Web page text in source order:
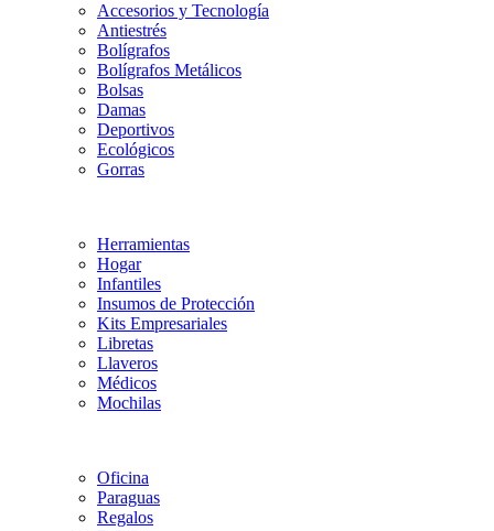
Accesorios y Tecnología
Antiestrés
Bolígrafos
Bolígrafos Metálicos
Bolsas
Damas
Deportivos
Ecológicos
Gorras
Herramientas
Hogar
Infantiles
Insumos de Protección
Kits Empresariales
Libretas
Llaveros
Médicos
Mochilas
Oficina
Paraguas
Regalos